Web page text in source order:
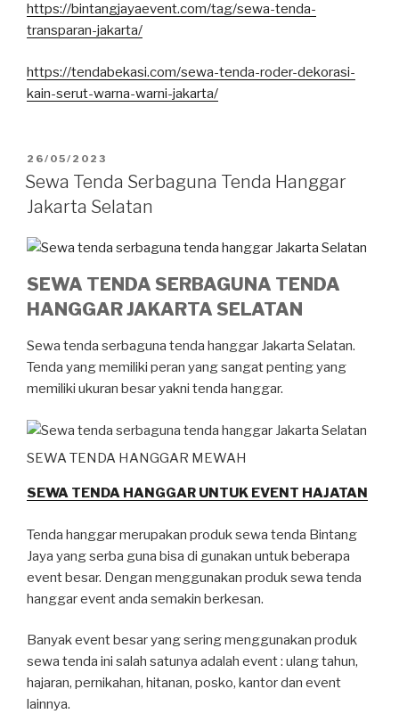
https://bintangjayaevent.com/tag/sewa-tenda-
transparan-jakarta/
https://tendabekasi.com/sewa-tenda-roder-dekorasi-
kain-serut-warna-warni-jakarta/
DIPOSKAN
PADA
26/05/2023
Sewa Tenda Serbaguna Tenda Hanggar
Jakarta Selatan
SEWA TENDA SERBAGUNA TENDA
HANGGAR JAKARTA SELATAN
Sewa tenda serbaguna tenda hanggar Jakarta Selatan.
Tenda yang memiliki peran yang sangat penting yang
memiliki ukuran besar yakni tenda hanggar.
SEWA TENDA HANGGAR MEWAH
SEWA TENDA HANGGAR UNTUK EVENT HAJATAN
Tenda hanggar merupakan produk sewa tenda Bintang
Jaya yang serba guna bisa di gunakan untuk beberapa
event besar. Dengan menggunakan produk sewa tenda
hanggar event anda semakin berkesan.
Banyak event besar yang sering menggunakan produk
sewa tenda ini salah satunya adalah event : ulang tahun,
hajaran, pernikahan, hitanan, posko, kantor dan event
lainnya.